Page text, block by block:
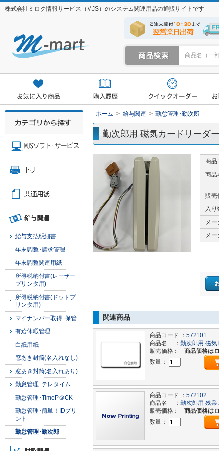
株式会社ミロク情報サービス（MJS）のシステム関連用品の通販サイトです
お取り寄せサービス マイページ
ホーム > 給与関連 > 勤怠管理･勤次郎
勤次郎用 磁気カードリーダ
商品
商品
販売
入り
メー
メー
関連商品
商品コード ： 572101
商品名 ： 勤次郎用 磁気
販売価格：
商品価格は
数量：
商品コード ： 572102
商品名 ： 勤次郎用 残
販売価格：
商品価格は
数量：
給与支払明細書
年末調整･請求管理
年末調整関連用紙
所得税納付書(レーザー
プリンタ用)
所得税納付書(ドットプ
リンタ用)
マイナンバー取得･保管
有給休暇管理
白紙用紙
窓あき封筒(名入れなし)
窓あき封筒(名入れあり)
勤怠管理･テレタイム
勤怠管理･TimeP＠CK
勤怠管理･簡単！IDプリ
ント
勤怠管理･勤次郎